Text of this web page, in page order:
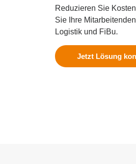
Reduzieren Sie
Sie Ihre
Logistik und FiBu.
Jetzt Lösung